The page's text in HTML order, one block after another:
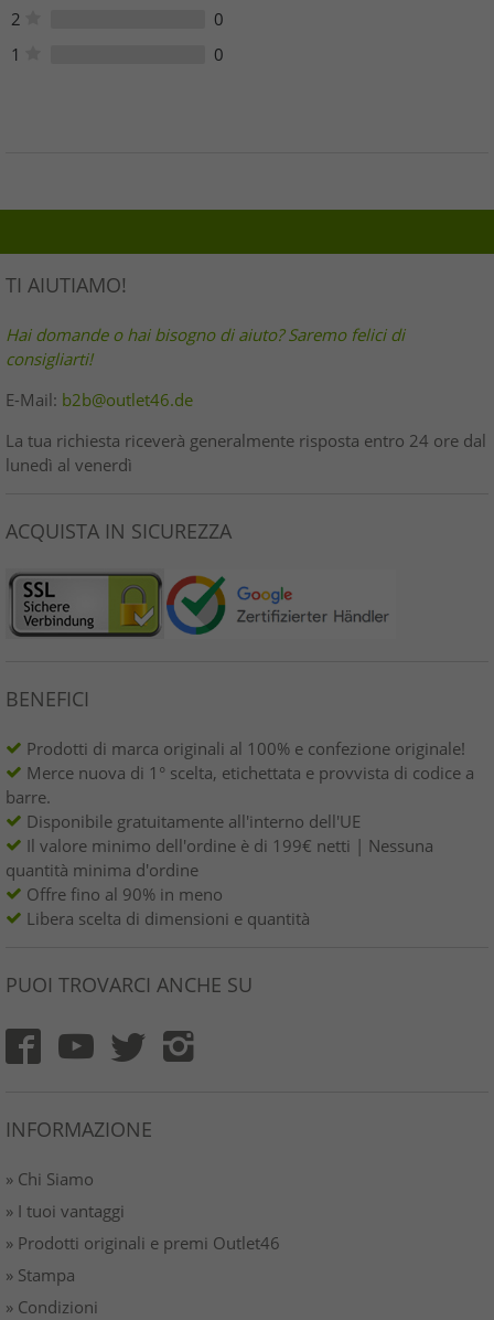
2
0
1
0
TI AIUTIAMO!
Hai domande o hai bisogno di aiuto? Saremo felici di
consigliarti!
E-Mail: b2b@outlet46.de
La tua richiesta riceverà generalmente risposta entro 24 ore dal
lunedì al venerdì
ACQUISTA IN SICUREZZA
BENEFICI
Prodotti di marca originali al 100% e confezione originale!
Merce nuova di 1° scelta, etichettata e provvista di codice a
barre.
Disponibile gratuitamente all'interno dell'UE
Il valore minimo dell'ordine è di 199€ netti | Nessuna
quantità minima d'ordine
Offre fino al 90% in meno
Libera scelta di dimensioni e quantità
PUOI TROVARCI ANCHE SU
INFORMAZIONE
» Chi Siamo
» I tuoi vantaggi
» Prodotti originali e premi Outlet46
» Stampa
» Condizioni